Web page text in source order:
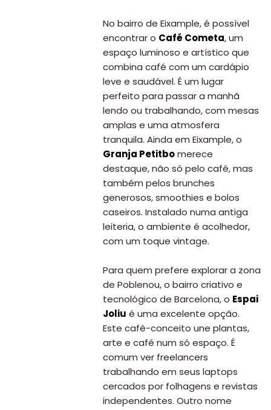
No bairro de Eixample, é possível
encontrar o Café Cometa, um
espaço luminoso e artístico que
combina café com um cardápio
leve e saudável. É um lugar
perfeito para passar a manhã
lendo ou trabalhando, com mesas
amplas e uma atmosfera
tranquila. Ainda em Eixample, o
Granja Petitbomerece
destaque, não só pelo café, mas
também pelos brunches
generosos, smoothies e bolos
caseiros. Instalado numa antiga
leiteria, o ambiente é acolhedor,
com um toque vintage.
Para quem prefere explorar a zona
de Poblenou, o bairro criativo e
tecnológico de Barcelona, o Espai
Joliu é uma excelente opção.
Este café-conceito une plantas,
arte e café num só espaço. É
comum ver freelancers
trabalhando em seus laptops
cercados por folhagens e revistas
independentes. Outro nome